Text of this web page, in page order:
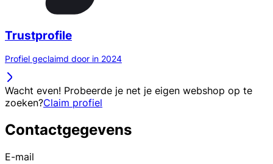
Trustprofile
Profiel geclaimd door in 2024
Wacht even! Probeerde je net je eigen webshop op te
zoeken?Claim profiel
Contactgegevens
E-mail